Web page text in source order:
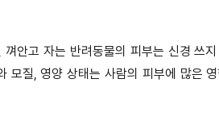
안고 자는 반려동물의 피부는 신경 쓰
모질, 영양 상태는 사람의 피부에 많은